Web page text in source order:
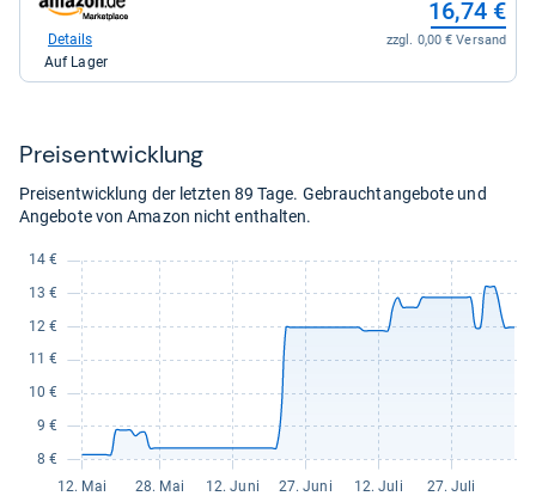
für
kaufen.
Shop:
Amazon.de
16,74 €
zzgl. 0,00 € Versand
Details
Auf Lager
Preis­ent­wick­lung
Preisentwicklung der letzten 89 Tage. Gebrauchtangebote und
Angebote von Amazon nicht enthalten.